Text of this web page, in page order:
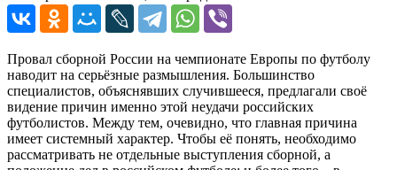
Провал сборной России на чемпионате Европы по футболу
наводит на серьёзные размышления. Большинство
специалистов, объяснявших случившееся, предлагали своё
видение причин именно этой неудачи российских
футболистов. Между тем, очевидно, что главная причина
имеет системный характер. Чтобы её понять, необходимо
рассматривать не отдельные выступления сборной, а